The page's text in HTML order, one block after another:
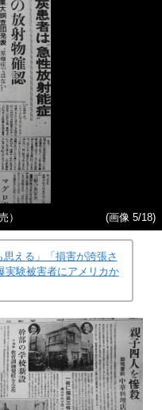
） (画像 5/18)
思える」「損害が誇張さ
実験被害者にアメリカか